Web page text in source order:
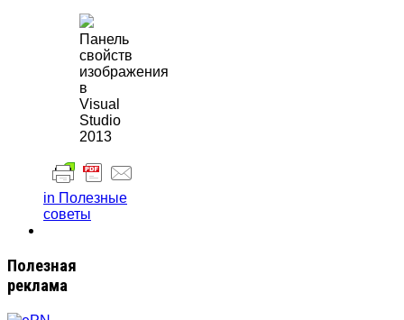
Панель
свойств
изображения
в
Visual
Studio
2013
in Полезные
советы
Полезная
реклама